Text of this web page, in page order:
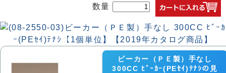
数量
ビーカー（ＰＥ製）手なし
300CC ﾋﾞｰｶｰ(PEｾｲ)ﾃﾅｼの見